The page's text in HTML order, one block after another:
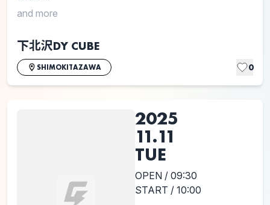
and more
下北沢DY CUBE
SHIMOKITAZAWA 0
2025
11.11
TUE
OPEN / 09:30
START / 10:00